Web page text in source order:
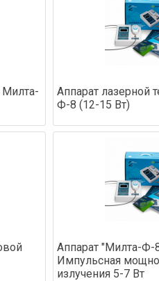
Милта-
Аппарат лазерной
Ф-8 (12-15 Вт)
Аппарат "Милта-Ф-
Импульсная
излучения 5-7 Вт